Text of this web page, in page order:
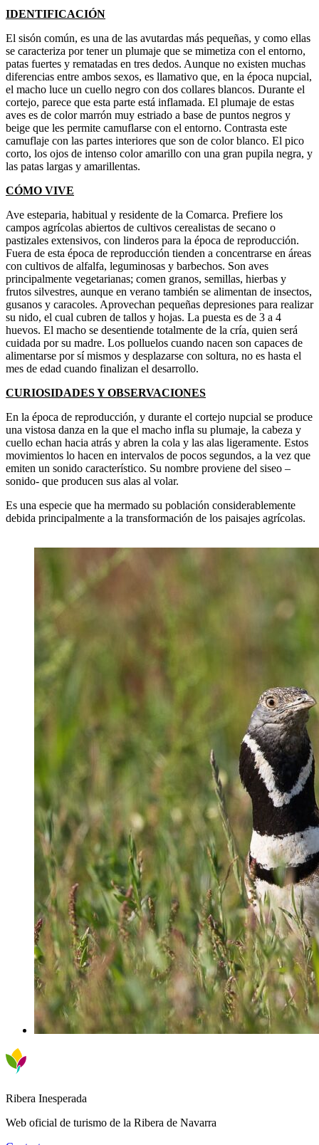
IDENTIFICACIÓN
El sisón común, es una de las avutardas más pequeñas, y como ellas
se caracteriza por tener un plumaje que se mimetiza con el entorno,
patas fuertes y rematadas en tres dedos. Aunque no existen muchas
diferencias entre ambos sexos, es llamativo que, en la época nupcial,
el macho luce un cuello negro con dos collares blancos. Durante el
cortejo, parece que esta parte está inflamada. El plumaje de estas
aves es de color marrón muy estriado a base de puntos negros y
beige que les permite camuflarse con el entorno. Contrasta este
camuflaje con las partes interiores que son de color blanco. El pico
corto, los ojos de intenso color amarillo con una gran pupila negra, y
las patas largas y amarillentas.
CÓMO VIVE
Ave esteparia, habitual y residente de la Comarca. Prefiere los
campos agrícolas abiertos de cultivos cerealistas de secano o
pastizales extensivos, con linderos para la época de reproducción.
Fuera de esta época de reproducción tienden a concentrarse en áreas
con cultivos de alfalfa, leguminosas y barbechos. Son aves
principalmente vegetarianas; comen granos, semillas, hierbas y
frutos silvestres, aunque en verano también se alimentan de insectos,
gusanos y caracoles. Aprovechan pequeñas depresiones para realizar
su nido, el cual cubren de tallos y hojas. La puesta es de 3 a 4
huevos. El macho se desentiende totalmente de la cría, quien será
cuidada por su madre. Los polluelos cuando nacen son capaces de
alimentarse por sí mismos y desplazarse con soltura, no es hasta el
mes de edad cuando finalizan el desarrollo.
CURIOSIDADES Y OBSERVACIONES
En la época de reproducción, y durante el cortejo nupcial se produce
una vistosa danza en la que el macho infla su plumaje, la cabeza y
cuello echan hacia atrás y abren la cola y las alas ligeramente. Estos
movimientos lo hacen en intervalos de pocos segundos, a la vez que
emiten un sonido característico. Su nombre proviene del siseo –
sonido- que producen sus alas al volar.
Es una especie que ha mermado su población considerablemente
debida principalmente a la transformación de los paisajes agrícolas.
Ribera Inesperada
Web oficial de turismo de la Ribera de Navarra